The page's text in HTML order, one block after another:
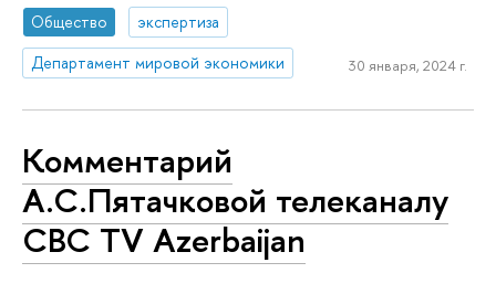
Общество
экспертиза
Департамент мировой экономики
30 января, 2024 г.
Комментарий
А.С.Пятачковой телеканалу
CBC TV Azerbaijan